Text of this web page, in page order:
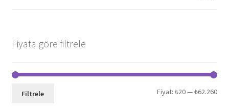
Fiyata göre filtrele
En
En
Filtrele Fiyat:₺20—₺62.260